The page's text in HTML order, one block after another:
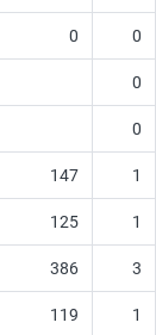
0 0
0
0
147 1
125 1
386 3
119 1